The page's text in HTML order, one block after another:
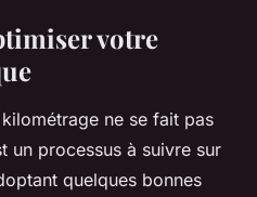
votre
ne se fait pas
un processus à suivre sur
quelques bonnes